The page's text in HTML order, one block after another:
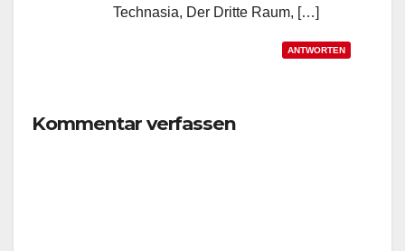
Technasia, Der Dritte Raum, […]
ANTWORTEN
Kommentar verfassen